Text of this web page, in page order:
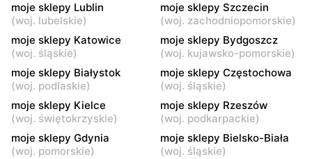
moje sklepy
Górki, ul. Górki 71
moje sklepy
Gumniska, ul. Gumniska
157C
moje sklepy
Iwierzyce, ul. Iwierzyce
152A
moje sklepy
Tczew, ul. Franciszka Żwirki
moje sklepy
Hyżne, ul. Hyżne 100
moje sklepy
Jarosław, ul. Pełkińska 147
moje sklepy Lublin
(woj. lubelskie)
moje sklepy Szczecin
(woj. zachodniopomorskie)
moje sklepy Katowice
(woj. śląskie)
moje sklepy Bydgoszcz
(woj. kujawsko-pomorskie)
moje sklepy Białystok
(woj. podlaskie)
moje sklepy Częstochowa
(woj. śląskie)
moje sklepy Kielce
(woj. świętokrzyskie)
moje sklepy Rzeszów
(woj. podkarpackie)
moje sklepy Gdynia
(woj. pomorskie)
moje sklepy Bielsko-Biała
(woj. śląskie)